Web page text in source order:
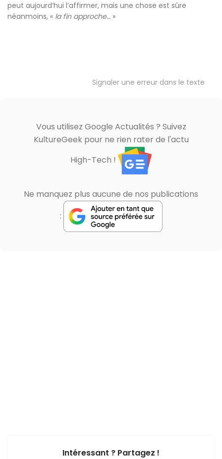
peut aujourd’hui l’affirmer, mais une chose est sûre
néanmoins, « la fin approche… »
Signaler une erreur dans le texte
Vous utilisez Google Actualités ? Suivez
KultureGeek pour ne rien rater de l'actu
High-Tech !
Ne manquez plus aucune de nos publications
:
Intéressant ? Partagez !